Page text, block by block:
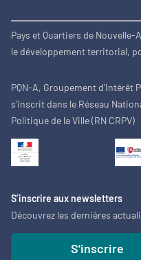
Pays et Quartiers de
le développement territorial,
PQN-A, Groupement d'Intérêt
s'inscrit dans le Réseau
Politique de la Ville (RN CRPV)
S’inscrire aux newsletters
Découvrez les dernières
S'inscrire